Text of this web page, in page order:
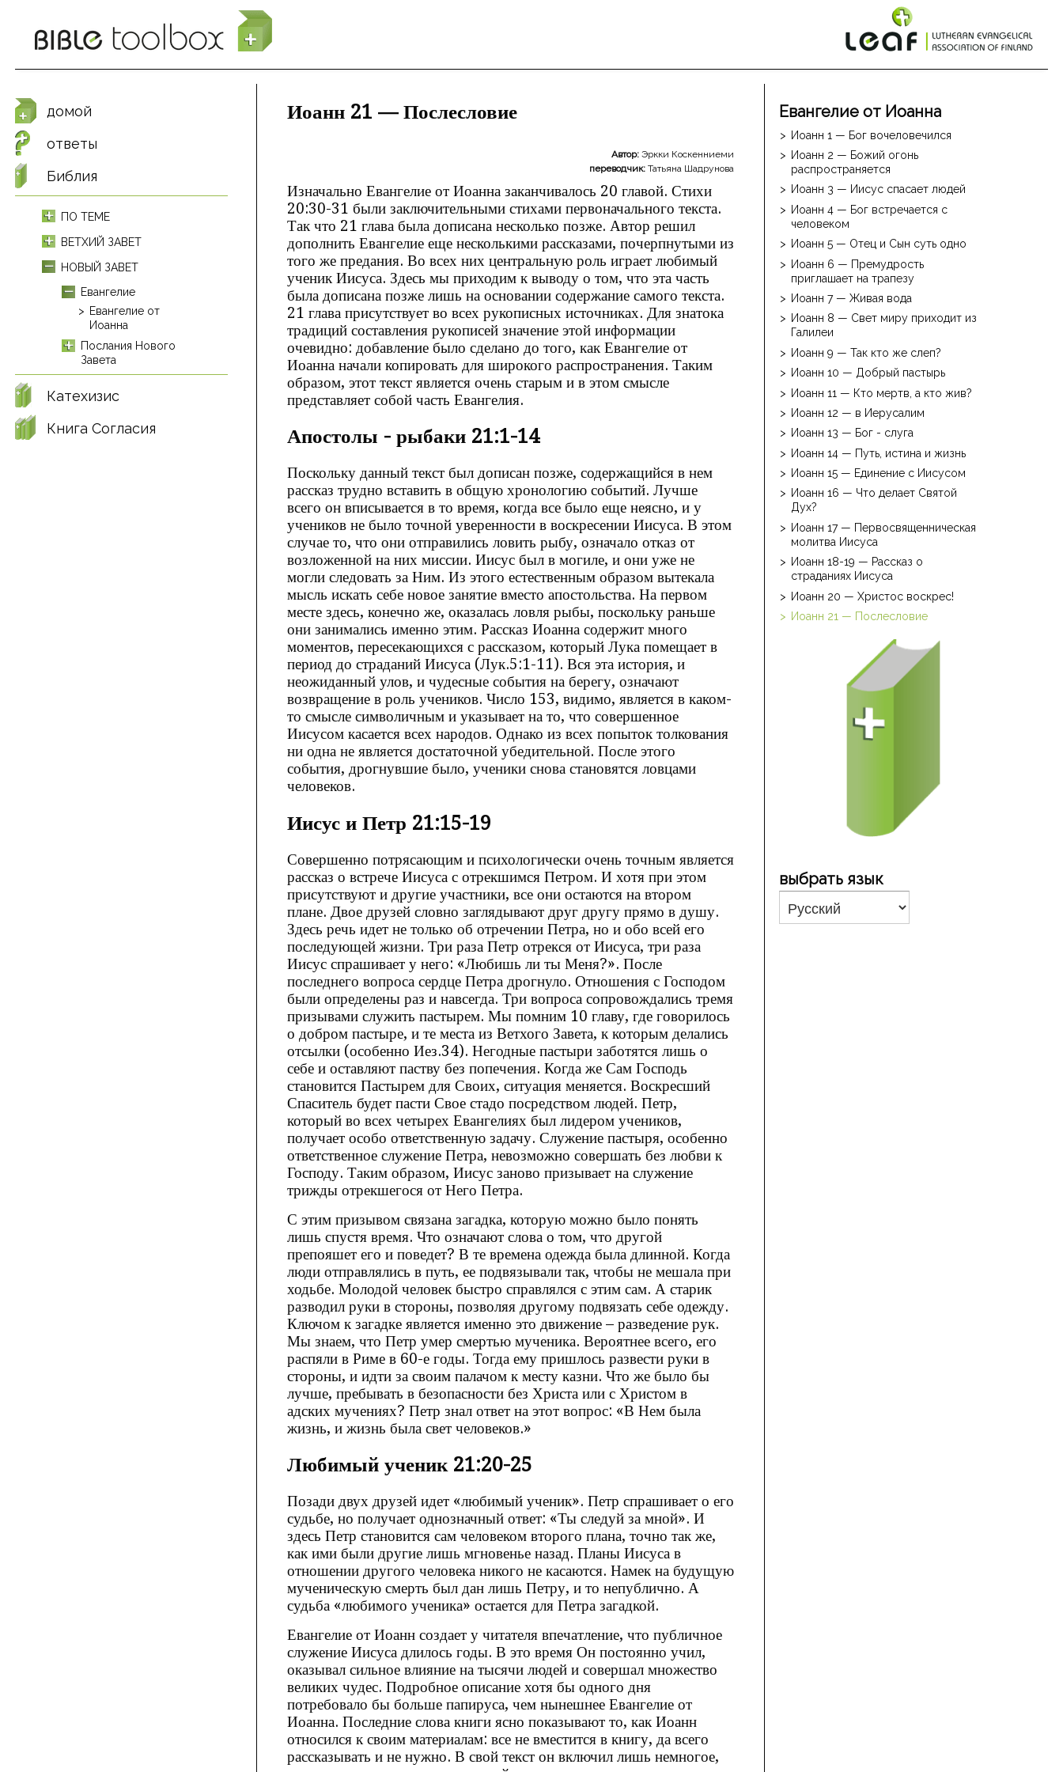
Иоанн 21 — Послесловие
Автор:Эркки Коскенниеми
переводчик:Татьяна Шадрунова
Изначально Евангелие от Иоанна заканчивалось 20 главой. Стихи
20:30-31 были заключительными стихами первоначального текста.
Так что 21 глава была дописана несколько позже. Автор решил
дополнить Евангелие еще несколькими рассказами, почерпнутыми из
того же предания. Во всех них центральную роль играет любимый
ученик Иисуса. Здесь мы приходим к выводу о том, что эта часть
была дописана позже лишь на основании содержание самого текста.
21 глава присутствует во всех рукописных источниках. Для знатока
традиций составления рукописей значение этой информации
очевидно: добавление было сделано до того, как Евангелие от
Иоанна начали копировать для широкого распространения. Таким
образом, этот текст является очень старым и в этом смысле
представляет собой часть Евангелия.
Апостолы - рыбаки 21:1-14
Поскольку данный текст был дописан позже, содержащийся в нем
рассказ трудно вставить в общую хронологию событий. Лучше
всего он вписывается в то время, когда все было еще неясно, и у
учеников не было точной уверенности в воскресении Иисуса. В этом
случае то, что они отправились ловить рыбу, означало отказ от
возложенной на них миссии. Иисус был в могиле, и они уже не
могли следовать за Ним. Из этого естественным образом вытекала
мысль искать себе новое занятие вместо апостольства. На первом
месте здесь, конечно же, оказалась ловля рыбы, поскольку раньше
они занимались именно этим. Рассказ Иоанна содержит много
моментов, пересекающихся с рассказом, который Лука помещает в
период до страданий Иисуса (Лук.5:1-11). Вся эта история, и
неожиданный улов, и чудесные события на берегу, означают
возвращение в роль учеников. Число 153, видимо, является в каком-
то смысле символичным и указывает на то, что совершенное
Иисусом касается всех народов. Однако из всех попыток толкования
ни одна не является достаточной убедительной. После этого
события, дрогнувшие было, ученики снова становятся ловцами
человеков.
Иисус и Петр 21:15-19
Совершенно потрясающим и психологически очень точным является
рассказ о встрече Иисуса с отрекшимся Петром. И хотя при этом
присутствуют и другие участники, все они остаются на втором
плане. Двое друзей словно заглядывают друг другу прямо в душу.
Здесь речь идет не только об отречении Петра, но и обо всей его
последующей жизни. Три раза Петр отрекся от Иисуса, три раза
Иисус спрашивает у него: «Любишь ли ты Меня?». После
последнего вопроса сердце Петра дрогнуло. Отношения с Господом
были определены раз и навсегда. Три вопроса сопровождались тремя
призывами служить пастырем. Мы помним 10 главу, где говорилось
о добром пастыре, и те места из Ветхого Завета, к которым делались
отсылки (особенно Иез.34). Негодные пастыри заботятся лишь о
себе и оставляют паству без попечения. Когда же Сам Господь
становится Пастырем для Своих, ситуация меняется. Воскресший
Спаситель будет пасти Свое стадо посредством людей. Петр,
который во всех четырех Евангелиях был лидером учеников,
получает особо ответственную задачу. Служение пастыря, особенно
ответственное служение Петра, невозможно совершать без любви к
Господу. Таким образом, Иисус заново призывает на служение
трижды отрекшегося от Него Петра.
С этим призывом связана загадка, которую можно было понять
лишь спустя время. Что означают слова о том, что другой
препояшет его и поведет? В те времена одежда была длинной. Когда
люди отправлялись в путь, ее подвязывали так, чтобы не мешала при
ходьбе. Молодой человек быстро справлялся с этим сам. А старик
разводил руки в стороны, позволяя другому подвязать себе одежду.
Ключом к загадке является именно это движение – разведение рук.
Мы знаем, что Петр умер смертью мученика. Вероятнее всего, его
распяли в Риме в 60-е годы. Тогда ему пришлось развести руки в
стороны, и идти за своим палачом к месту казни. Что же было бы
лучше, пребывать в безопасности без Христа или с Христом в
адских мучениях? Петр знал ответ на этот вопрос: «В Нем была
жизнь, и жизнь была свет человеков.»
Любимый ученик 21:20-25
Позади двух друзей идет «любимый ученик». Петр спрашивает о его
судьбе, но получает однозначный ответ: «Ты следуй за мной». И
здесь Петр становится сам человеком второго плана, точно так же,
как ими были другие лишь мгновенье назад. Планы Иисуса в
отношении другого человека никого не касаются. Намек на будущую
мученическую смерть был дан лишь Петру, и то непублично. А
судьба «любимого ученика» остается для Петра загадкой.
Евангелие от Иоанн создает у читателя впечатление, что публичное
служение Иисуса длилось годы. В это время Он постоянно учил,
оказывал сильное влияние на тысячи людей и совершал множество
великих чудес. Подробное описание хотя бы одного дня
потребовало бы больше папируса, чем нынешнее Евангелие от
Иоанна. Последние слова книги ясно показывают то, как Иоанн
относился к своим материалам: все не вместится в книгу, да всего
рассказывать и не нужно. В свой текст он включил лишь немногое,
Евангелие от Иоанна
Иоанн 1 — Бог вочеловечился
Иоанн 2 — Божий огонь
распространяется
Иоанн 3 — Иисус спасает людей
Иоанн 4 — Бог встречается с
человеком
Иоанн 5 — Отец и Сын суть одно
Иоанн 6 — Премудрость
приглашает на трапезу
Иоанн 7 — Живая вода
Иоанн 8 — Свет миру приходит из
Галилеи
Иоанн 9 — Так кто же слеп?
Иоанн 10 — Добрый пастырь
Иоанн 11 — Кто мертв, а кто жив?
Иоанн 12 — в Иерусалим
Иоанн 13 — Бог - слуга
Иоанн 14 — Путь, истина и жизнь
Иоанн 15 — Единение с Иисусом
Иоанн 16 — Что делает Святой
Дух?
Иоанн 17 — Первосвященническая
молитва Иисуса
Иоанн 18-19 — Рассказ о
страданиях Иисуса
Иоанн 20 — Христос воскрес!
Иоанн 21 — Послесловие
выбрать язык
домой
ответы
Библия
ПО ТЕМЕ
ВЕТХИЙ ЗАВЕТ
НОВЫЙ ЗАВЕТ
Евангелие
Евангелие от
Иоанна
Послания Нового
Завета
Катехизис
Книга Согласия